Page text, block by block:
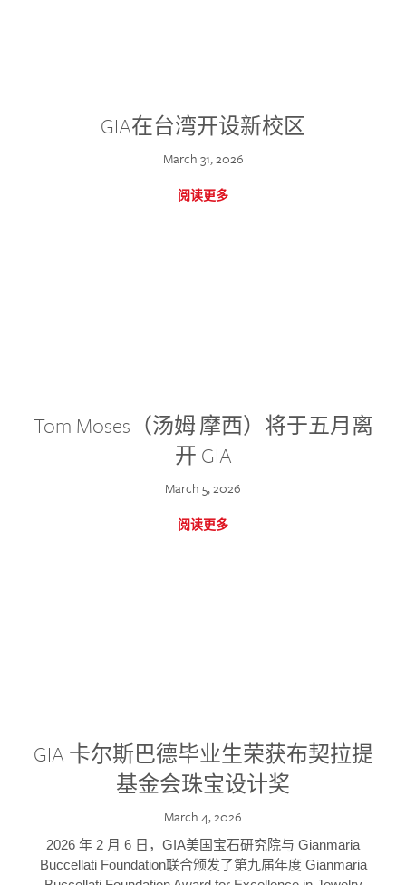
GIA在台湾开设新校区
March 31, 2026
阅读更多
Tom Moses（汤姆·摩西）将于五月离
开 GIA
March 5, 2026
阅读更多
GIA 卡尔斯巴德毕业生荣获布契拉提
基金会珠宝设计奖
March 4, 2026
2026 年 2 月 6 日，GIA美国宝石研究院与 Gianmaria
Buccellati Foundation联合颁发了第九届年度 Gianmaria